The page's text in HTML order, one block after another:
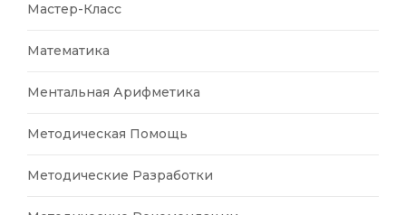
Мастер-Класс
Математика
Ментальная Арифметика
Методическая Помощь
Методические Разработки